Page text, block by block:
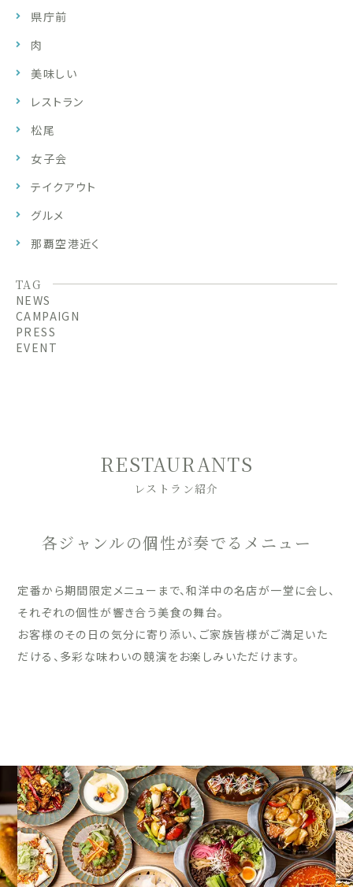
県庁前
肉
美味しい
レストラン
松尾
女子会
テイクアウト
グルメ
那覇空港近く
TAG
NEWS
CAMPAIGN
PRESS
EVENT
RESTAURANTS
レストラン紹介
各ジャンルの個性が奏でるメニュー
定番から期間限定メニューまで、和洋中の名店が一堂に会し、
それぞれの個性が響き合う美食の舞台。
お客様のその日の気分に寄り添い、ご家族皆様がご満足いた
だける、多彩な味わいの競演をお楽しみいただけます。